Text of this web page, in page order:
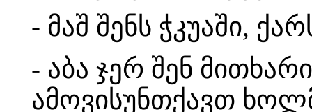
- მაშ შენს ჭკუაში,
- აბა ჯერ შენ
ამოვისუნთქავთ